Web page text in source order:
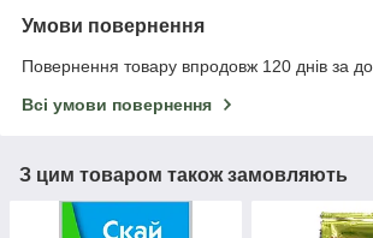
Умови повернення
Повернення товару впродовж 120 днів за
Всі умови повернення
З цим товаром також замовляють